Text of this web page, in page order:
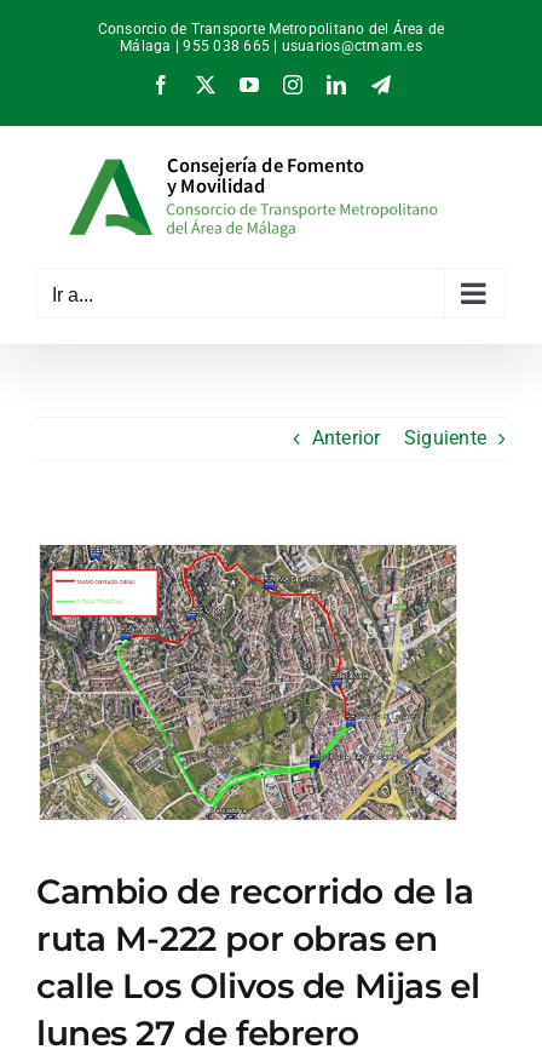
Consorcio de Transporte Metropolitano del Área de
Málaga | 955 038 665 | usuarios@ctmam.es
Facebook
X YouTubeInstagramLinkedInTelegram
Ir a...
Anterior Siguiente
Ver
imagen
más
grande
Cambio de recorrido de la
ruta M-222 por obras en
calle Los Olivos de Mijas el
lunes 27 de febrero